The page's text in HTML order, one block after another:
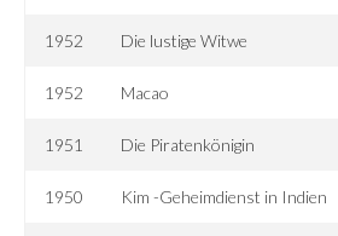
1952 Die lustige Witwe
1952 Macao
1951 Die Piratenkönigin
1950 Kim -Geheimdienst in Indien